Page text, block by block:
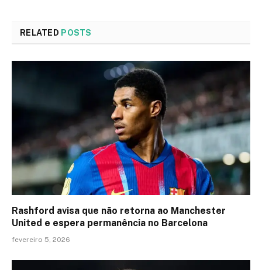
RELATED POSTS
Rashford avisa que não retorna ao Manchester
United e espera permanência no Barcelona
fevereiro 5, 2026